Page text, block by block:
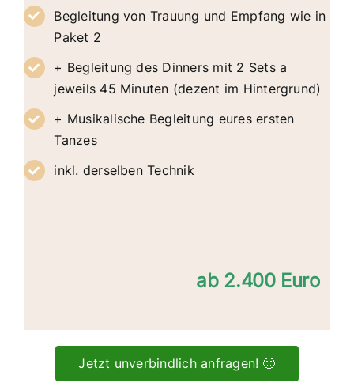
Begleitung von Trauung und Empfang wie in
Paket 2
+ Begleitung des Dinners mit 2 Sets a
jeweils 45 Minuten (dezent im Hintergrund)
+ Musikalische Begleitung eures ersten
Tanzes
inkl. derselben Technik
ab 2.400 Euro
Jetzt unverbindlich anfragen! 🙂